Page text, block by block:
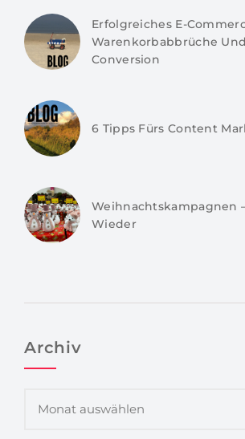
Erfolgreiches E-
Warenkorbabbrüche
Conversion
6 Tipps Fürs Content
Weihnachtskampagnen
Wieder
Archiv